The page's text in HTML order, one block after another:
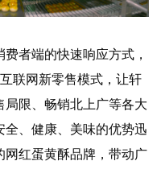
者端的快速响应方式，
联网新零售模式，让轩
限、畅销北上广等各大
、健康、美味的优势迅
网红蛋黄酥品牌，带动广